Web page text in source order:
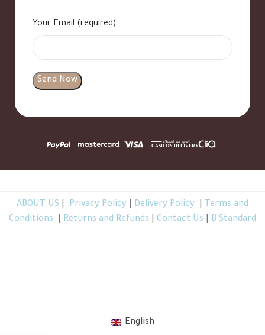
Your Email (required)
ABOUT US Privacy Policy Delivery Policy
Terms and
Conditions
Returns and Refunds Contact Us B Standard
English